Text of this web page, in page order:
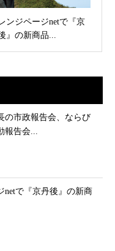
ンジページnetで『京
』の新商品...
の市政報告会、ならび
報告会...
netで『京丹後』の新商